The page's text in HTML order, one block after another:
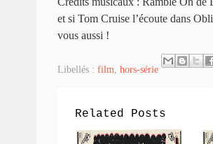
et si Tom Cruise l’écoute dans
vous aussi !
Libellés : film hors-série
Related Posts